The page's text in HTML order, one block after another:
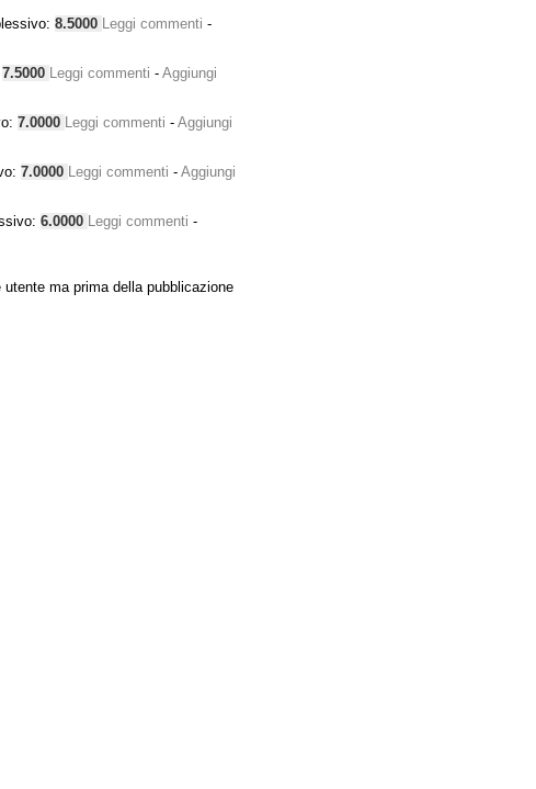
8.5000 Leggi commenti -
7.5000 Leggi commenti - Aggiungi
7.0000 Leggi commenti - Aggiungi
7.0000 Leggi commenti - Aggiungi
6.0000 Leggi commenti -
ma prima della pubblicazione